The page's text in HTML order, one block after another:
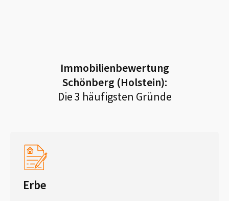
Immobilienbewertung
Schönberg (Holstein):
Die 3 häufigsten Gründe
Erbe